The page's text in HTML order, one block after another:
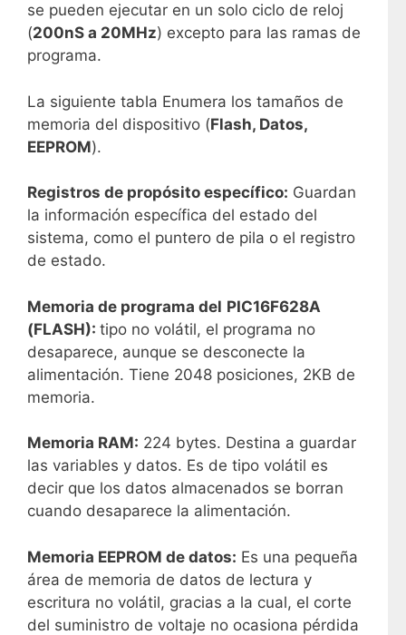
se pueden ejecutar en un solo ciclo de reloj
(200nS a 20MHz) excepto para las ramas de
programa.
La siguiente tabla Enumera los tamaños de
memoria del dispositivo (Flash, Datos,
EEPROM).
Registros de propósito específico: Guardan
la información específica del estado del
sistema, como el puntero de pila o el registro
de estado.
Memoria de programa del PIC16F628A
(FLASH): tipo no volátil, el programa no
desaparece, aunque se desconecte la
alimentación. Tiene 2048 posiciones, 2KB de
memoria.
Memoria RAM: 224 bytes. Destina a guardar
las variables y datos. Es de tipo volátil es
decir que los datos almacenados se borran
cuando desaparece la alimentación.
Memoria EEPROM de datos: Es una pequeña
área de memoria de datos de lectura y
escritura no volátil, gracias a la cual, el corte
del suministro de voltaje no ocasiona pérdida